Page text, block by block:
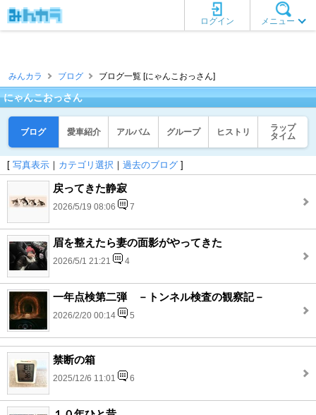
メニュー
ログイン
みんカラ ブログ ブログ一覧 [にゃんこおっさん]
にゃんこおっさん
ブログ 愛車紹介 アルバム グループ ヒストリ
ラップ
タイム
[ 写真表示 ｜ カテゴリ選択 ｜ 過去のブログ ]
戻ってきた静寂
2026/5/19 08:06 7
眉を整えたら妻の面影がやってきた
2026/5/1 21:21 4
一年点検第二弾 －トンネル検査の観察記－
2026/2/20 00:14 5
禁断の箱
2025/12/6 11:01 6